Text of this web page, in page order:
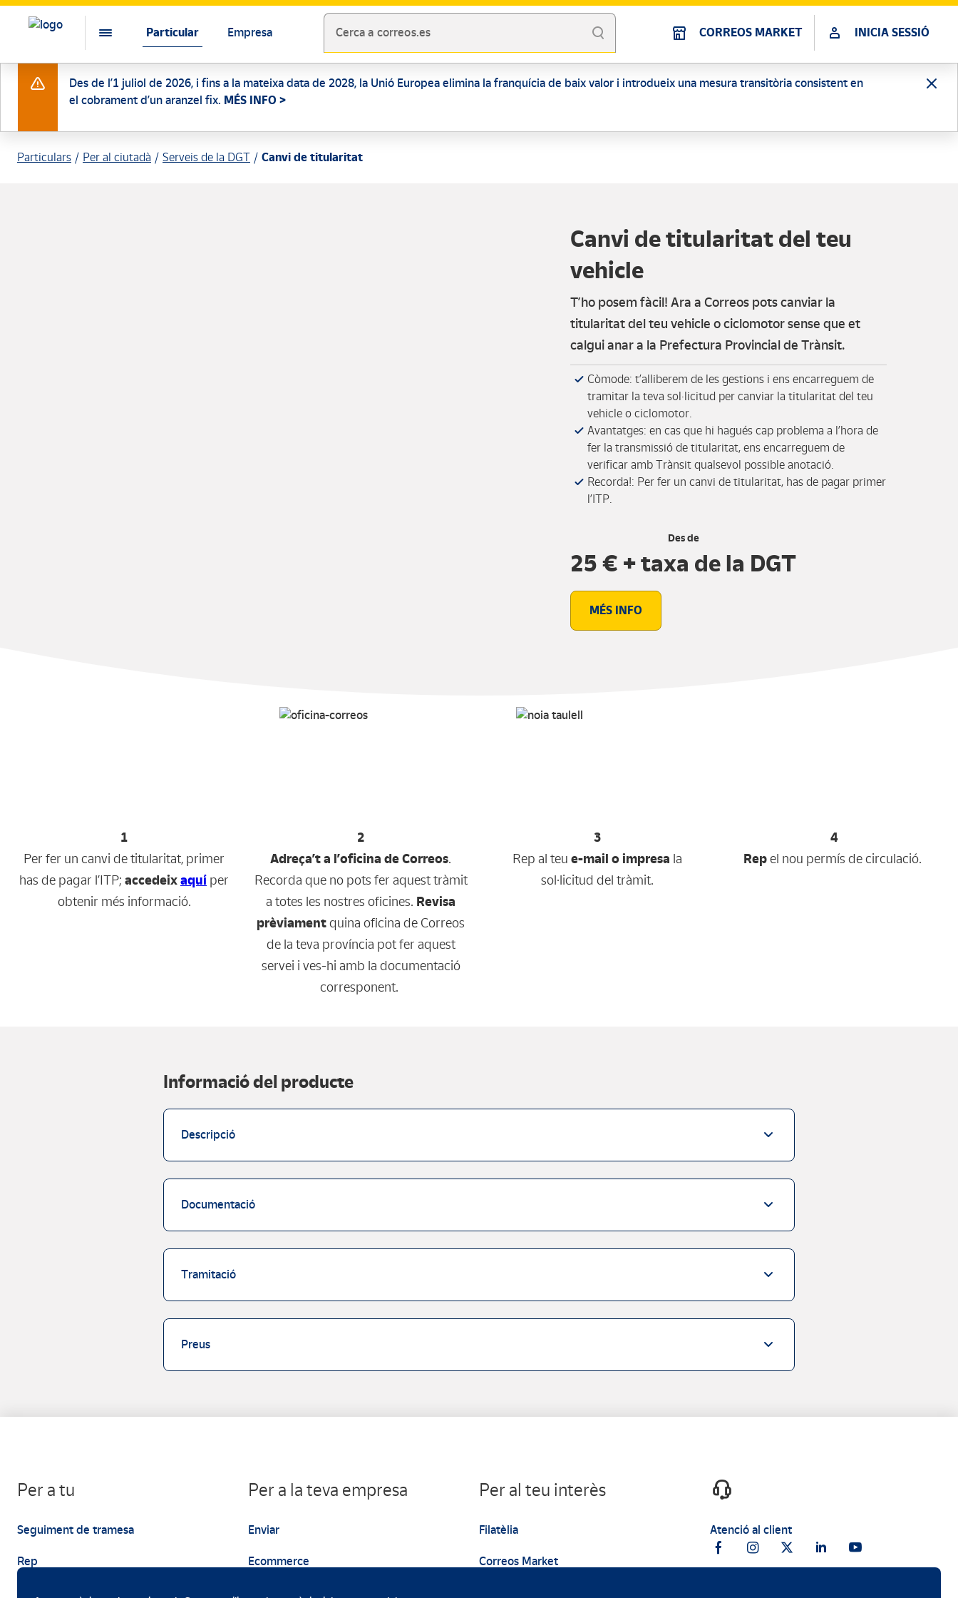
Particular Empresa Cerca a correos.es CORREOS MARKET INICIA SESSIÓ
Des de l’1 juliol de 2026, i fins a la mateixa data de 2028, la Unió Europea elimina la franquícia de baix valor i introdueix una mesura transitòria consistent en
el cobrament d’un aranzel fix. MÉS INFO >
Particulars Per al ciutadà Serveis de la DGT Canvi de titularitat
Canvi de titularitat del teu
vehicle
T’ho posem fàcil! Ara a Correos pots canviar la
titularitat del teu vehicle o ciclomotor sense que et
calgui anar a la Prefectura Provincial de Trànsit.
Còmode: t’alliberem de les gestions i ens encarreguem de
tramitar la teva sol·licitud per canviar la titularitat del teu
vehicle o ciclomotor.
Avantatges: en cas que hi hagués cap problema a l’hora de
fer la transmissió de titularitat, ens encarreguem de
verificar amb Trànsit qualsevol possible anotació.
Recorda!: Per fer un canvi de titularitat, has de pagar primer
l’ITP.
Des de
25 € + taxa de la DGT
MÉS INFO
1
Per fer un canvi de titularitat, primer
has de pagar l’ITP; accedeixaquí per
obtenir més informació.
2
Adreça’t a l’oficina de Correos.
Recorda que no pots fer aquest tràmit
a totes les nostres oficines. Revisa
prèviamentquina oficina de Correos
de la teva província pot fer aquest
servei i ves-hi amb la documentació
corresponent.
3
Rep al teu e-mail o impresa la
sol·licitud del tràmit.
4
Repel nou permís de circulació.
Informació del producte
Descripció
Documentació
Tramitació
Preus
Per a tu
Seguiment de tramesa
Rep
Per a la teva empresa
Enviar
Ecommerce
Per al teu interès
Filatèlia
Correos Market
Atenció al client